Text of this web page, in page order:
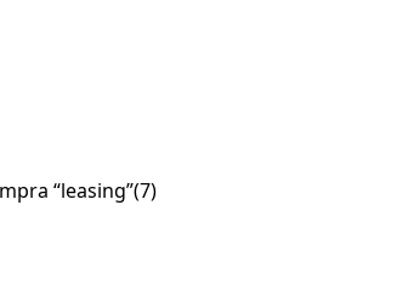
“leasing”(7)